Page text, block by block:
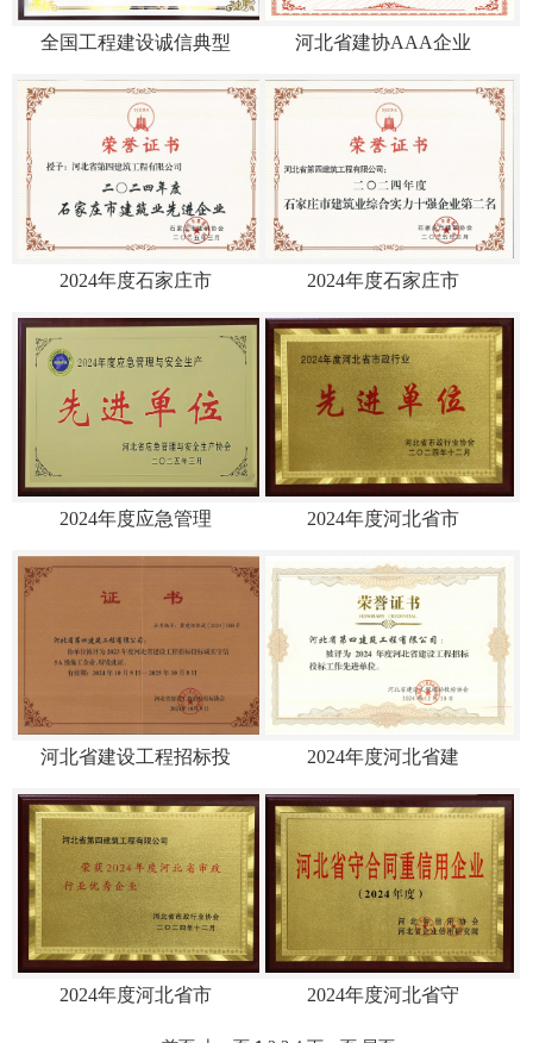
全国工程建设诚信典型 河北省建协AAA企业
2024年度石家庄市 2024年度石家庄市
2024年度应急管理 2024年度河北省市
河北省建设工程招标投 2024年度河北省建
2024年度河北省市 2024年度河北省守